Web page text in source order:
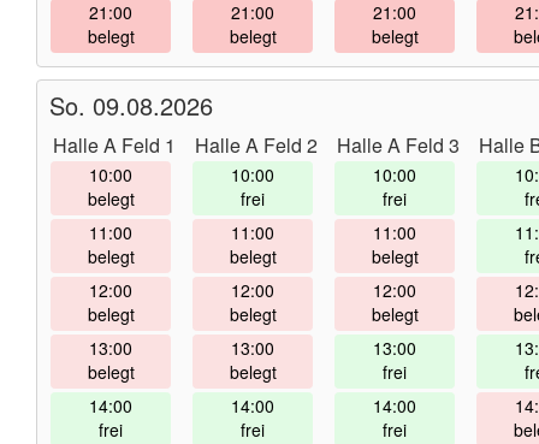
21:00
belegt
21:00
belegt
21:00
belegt
So. 09.08.2026
Halle A Feld 1
10:00
belegt
11:00
belegt
12:00
belegt
13:00
belegt
14:00
frei
Halle A Feld 2
10:00
frei
11:00
belegt
12:00
belegt
13:00
belegt
14:00
frei
Halle A Feld 3
10:00
frei
11:00
belegt
12:00
belegt
13:00
frei
14:00
frei
Halle